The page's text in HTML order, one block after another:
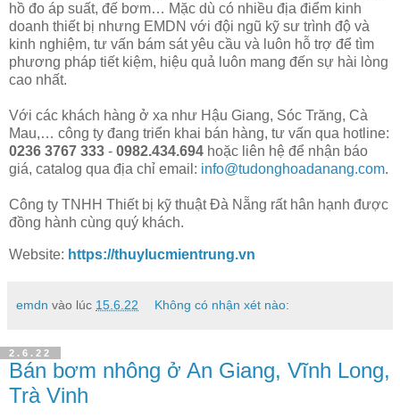
hồ đo áp suất, đế bơm… Mặc dù có nhiều địa điểm kinh
doanh thiết bị nhưng EMDN với đội ngũ kỹ sư trình độ và
kinh nghiệm, tư vấn bám sát yêu cầu và luôn hỗ trợ để tìm
phương pháp tiết kiệm, hiệu quả luôn mang đến sự hài lòng
cao nhất.
Với các khách hàng ở xa như Hậu Giang, Sóc Trăng, Cà
Mau,… công ty đang triển khai bán hàng, tư vấn qua hotline:
0236 3767 333 - 0982.434.694 hoặc liên hệ để nhận báo
giá, catalog qua địa chỉ email: info@tudonghoadanang.com.
Công ty TNHH Thiết bị kỹ thuật Đà Nẵng rất hân hạnh được
đồng hành cùng quý khách.
Website: https://thuylucmientrung.vn
emdn vào lúc 15.6.22 Không có nhận xét nào:
2.6.22
Bán bơm nhông ở An Giang, Vĩnh Long,
Trà Vinh